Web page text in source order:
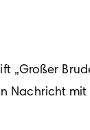
„Großer
Nachricht